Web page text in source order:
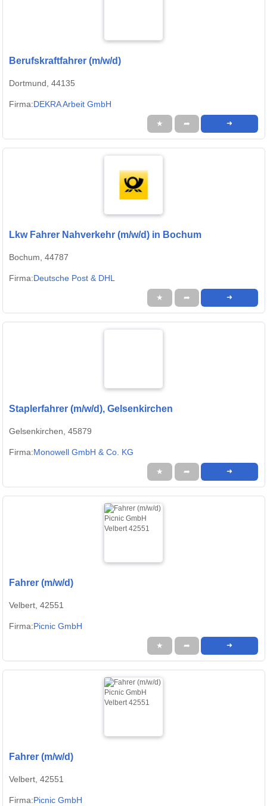
Berufskraftfahrer (m/w/d)
Dortmund, 44135
Firma:DEKRA Arbeit GmbH
★ ➦ ➜
Lkw Fahrer Nahverkehr (m/w/d) in Bochum
Bochum, 44787
Firma:Deutsche Post & DHL
★ ➦ ➜
Staplerfahrer (m/w/d), Gelsenkirchen
Gelsenkirchen, 45879
Firma:Monowell GmbH & Co. KG
★ ➦ ➜
Fahrer (m/w/d)
Velbert, 42551
Firma:Picnic GmbH
★ ➦ ➜
Fahrer (m/w/d)
Velbert, 42551
Firma:Picnic GmbH